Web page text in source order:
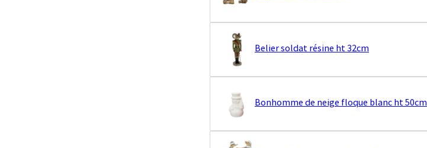
Belier soldat résine ht 32cm
Bonhomme de neige floque blanc ht 50cm